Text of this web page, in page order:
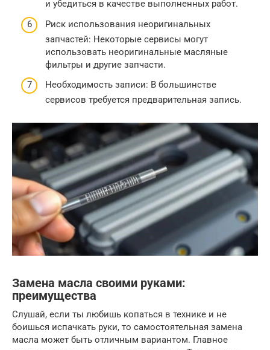
и убедиться в качестве выполненных работ.
Риск использования неоригинальных
запчастей: Некоторые сервисы могут
использовать неоригинальные масляные
фильтры и другие запчасти.
Необходимость записи: В большинстве
сервисов требуется предварительная запись.
Замена масла своими руками:
преимущества
Слушай, если ты любишь копаться в технике и не
боишься испачкать руки, то самостоятельная замена
масла может быть отличным вариантом. Главное